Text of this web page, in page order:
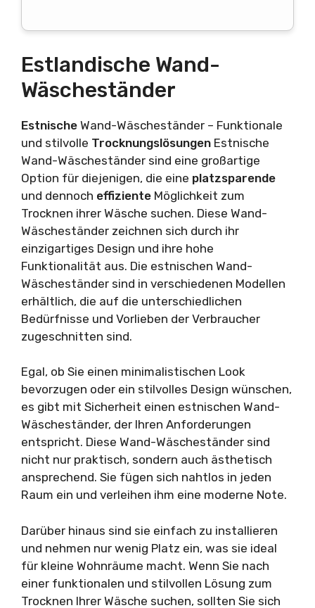
Estlandische Wand-
Wäscheständer
Estnische Wand-Wäscheständer – Funktionale
und stilvolle Trocknungslösungen Estnische
Wand-Wäscheständer sind eine großartige
Option für diejenigen, die eine platzsparende
und dennoch effiziente Möglichkeit zum
Trocknen ihrer Wäsche suchen. Diese Wand-
Wäscheständer zeichnen sich durch ihr
einzigartiges Design und ihre hohe
Funktionalität aus. Die estnischen Wand-
Wäscheständer sind in verschiedenen Modellen
erhältlich, die auf die unterschiedlichen
Bedürfnisse und Vorlieben der Verbraucher
zugeschnitten sind.
Egal, ob Sie einen minimalistischen Look
bevorzugen oder ein stilvolles Design wünschen,
es gibt mit Sicherheit einen estnischen Wand-
Wäscheständer, der Ihren Anforderungen
entspricht. Diese Wand-Wäscheständer sind
nicht nur praktisch, sondern auch ästhetisch
ansprechend. Sie fügen sich nahtlos in jeden
Raum ein und verleihen ihm eine moderne Note.
Darüber hinaus sind sie einfach zu installieren
und nehmen nur wenig Platz ein, was sie ideal
für kleine Wohnräume macht. Wenn Sie nach
einer funktionalen und stilvollen Lösung zum
Trocknen Ihrer Wäsche suchen, sollten Sie sich